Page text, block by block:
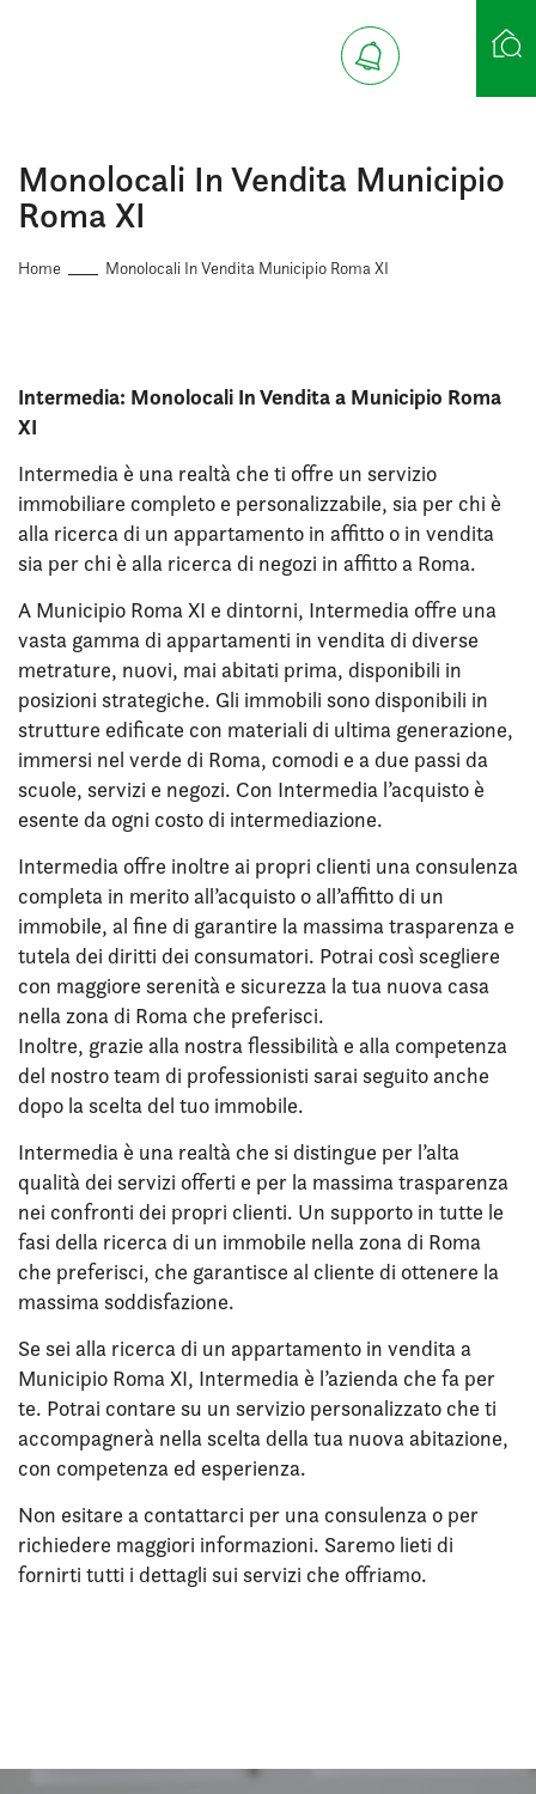
Ricerca case
Monolocali In Vendita Municipio
Roma XI
Home Monolocali In Vendita Municipio Roma XI
Intermedia: Monolocali In Vendita a Municipio Roma
XI
Intermedia è una realtà che ti offre un servizio
immobiliare completo e personalizzabile, sia per chi è
alla ricerca di un appartamento in affitto o in vendita
sia per chi è alla ricerca di negozi in affitto a Roma.
A Municipio Roma XI e dintorni, Intermedia offre una
vasta gamma di appartamenti in vendita di diverse
metrature, nuovi, mai abitati prima, disponibili in
posizioni strategiche. Gli immobili sono disponibili in
strutture edificate con materiali di ultima generazione,
immersi nel verde di Roma, comodi e a due passi da
scuole, servizi e negozi. Con Intermedia l’acquisto è
esente da ogni costo di intermediazione.
Intermedia offre inoltre ai propri clienti una consulenza
completa in merito all’acquisto o all’affitto di un
immobile, al fine di garantire la massima trasparenza e
tutela dei diritti dei consumatori. Potrai così scegliere
con maggiore serenità e sicurezza la tua nuova casa
nella zona di Roma che preferisci.
Inoltre, grazie alla nostra flessibilità e alla competenza
del nostro team di professionisti sarai seguito anche
dopo la scelta del tuo immobile.
Intermedia è una realtà che si distingue per l’alta
qualità dei servizi offerti e per la massima trasparenza
nei confronti dei propri clienti. Un supporto in tutte le
fasi della ricerca di un immobile nella zona di Roma
che preferisci, che garantisce al cliente di ottenere la
massima soddisfazione.
Se sei alla ricerca di un appartamento in vendita a
Municipio Roma XI, Intermedia è l’azienda che fa per
te. Potrai contare su un servizio personalizzato che ti
accompagnerà nella scelta della tua nuova abitazione,
con competenza ed esperienza.
Non esitare a contattarci per una consulenza o per
richiedere maggiori informazioni. Saremo lieti di
fornirti tutti i dettagli sui servizi che offriamo.